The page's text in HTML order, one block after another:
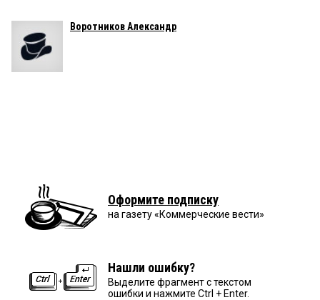
Воротников Александр
Оформите подписку
на газету «Коммерческие вести»
Нашли ошибку?
Выделите фрагмент с текстом
ошибки и нажмите Ctrl + Enter.